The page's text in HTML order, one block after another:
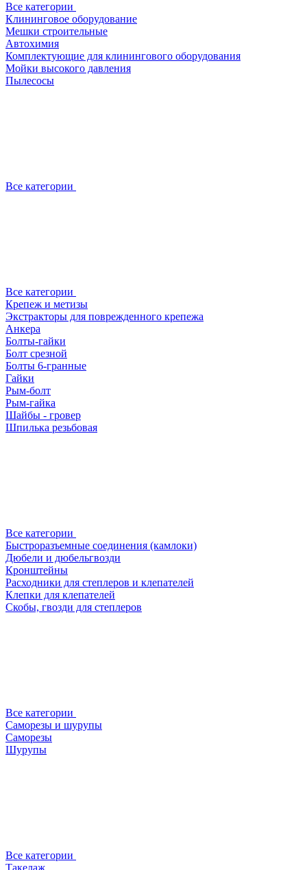
Все категории
Клининговое оборудование
Мешки строительные
Автохимия
Комплектующие для клинингового оборудования
Мойки высокого давления
Пылесосы
Все категории
Все категории
Крепеж и метизы
Экстракторы для поврежденного крепежа
Анкера
Болты-гайки
Болт срезной
Болты 6-гранные
Гайки
Рым-болт
Рым-гайка
Шайбы - гровер
Шпилька резьбовая
Все категории
Быстроразъемные соединения (камлоки)
Дюбели и дюбельгвозди
Кронштейны
Расходники для степлеров и клепателей
Клепки для клепателей
Скобы, гвозди для степлеров
Все категории
Саморезы и шурупы
Саморезы
Шурупы
Все категории
Такелаж